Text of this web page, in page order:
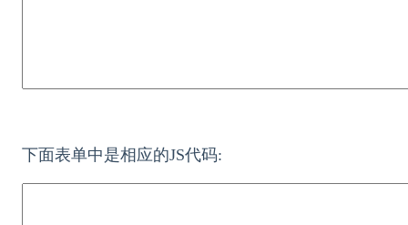
下面表单中是相应的JS代码: